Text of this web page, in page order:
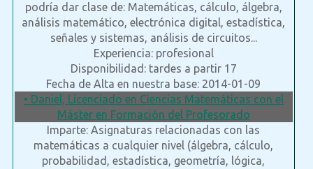
podría dar clase de: Matemáticas, cálculo, álgebra,
análisis matemático, electrónica digital, estadística,
señales y sistemas, análisis de circuitos...
Experiencia: profesional
Disponibilidad: tardes a partir 17
Fecha de Alta en nuestra base: 2014-01-09
• Daniel, Licenciado en Ciencias Matemáticas con el
Máster en Formación del Profesorado
Imparte: Asignaturas relacionadas con las
matemáticas a cualquier nivel (álgebra, cálculo,
probabilidad, estadística, geometría, lógica,